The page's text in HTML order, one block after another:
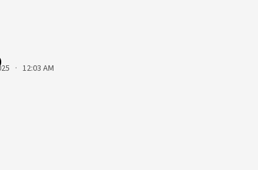
· 12:03 AM